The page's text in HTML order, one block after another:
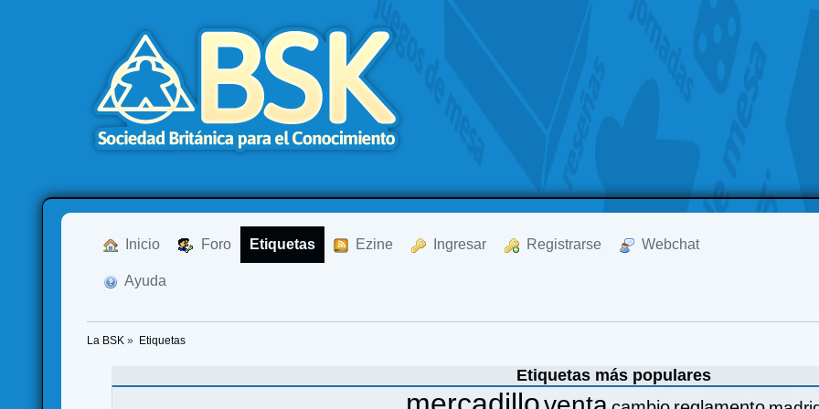
Inicio Foro Etiquetas Ezine Ingresar Registrarse Webchat
Ayuda
La BSK » Etiquetas
Etiquetas más populares